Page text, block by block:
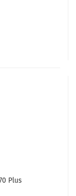
Plus